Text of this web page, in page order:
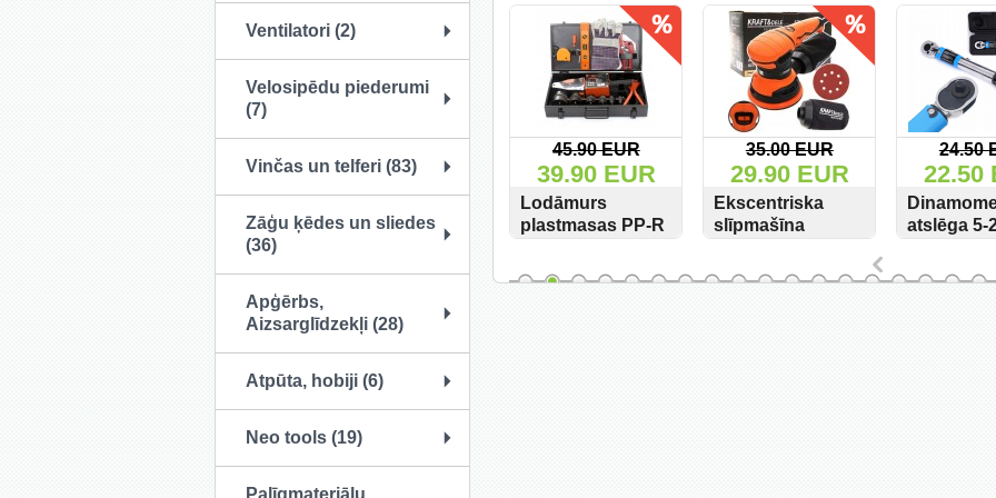
Ventilatori (2)
Velosipēdu piederumi
(7)
Vinčas un telferi (83)
Zāģu ķēdes un sliedes
(36)
Apģērbs,
Aizsarglīdzekļi (28)
Atpūta, hobiji (6)
Neo tools (19)
Palīgmateriālu
45.90 EUR
39.90 EUR
Lodāmurs
plastmasas PP-R
KD3072
35.00 EUR
29.90 EUR
Ekscentriska
slīpmašīna
Kraft&Dele
24.50
22.50
atslēga 5-
Kraft&Dele